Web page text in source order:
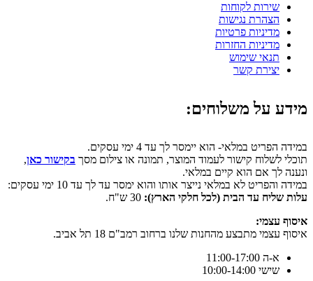
שירות לקוחות
הצהרת נגישות
מדיניות פרטיות
מדיניות החזרות
תנאי שימוש
יצירת קשר
מידע על משלוחים:
במידה הפריט במלאי- הוא יימסר לך עד 4 ימי עסקים.
תוכלי לשלוח קישור לעמוד המוצר, תמונה או צילום מסך בקישור כאן,
ונענה לך אם הוא קיים במלאי.
במידה והפריט לא במלאי נייצר אותו והוא ימסר עד לך עד 10 ימי עסקים:
עלות שליח עד הבית (לכל חלקי הארץ):
איסוף עצמי:
איסוף עצמי מתבצע מהחנות שלנו ברחוב רמב"ם 18 תל אביב.
א-ה 11:00-17:00
שישי 10:00-14:00